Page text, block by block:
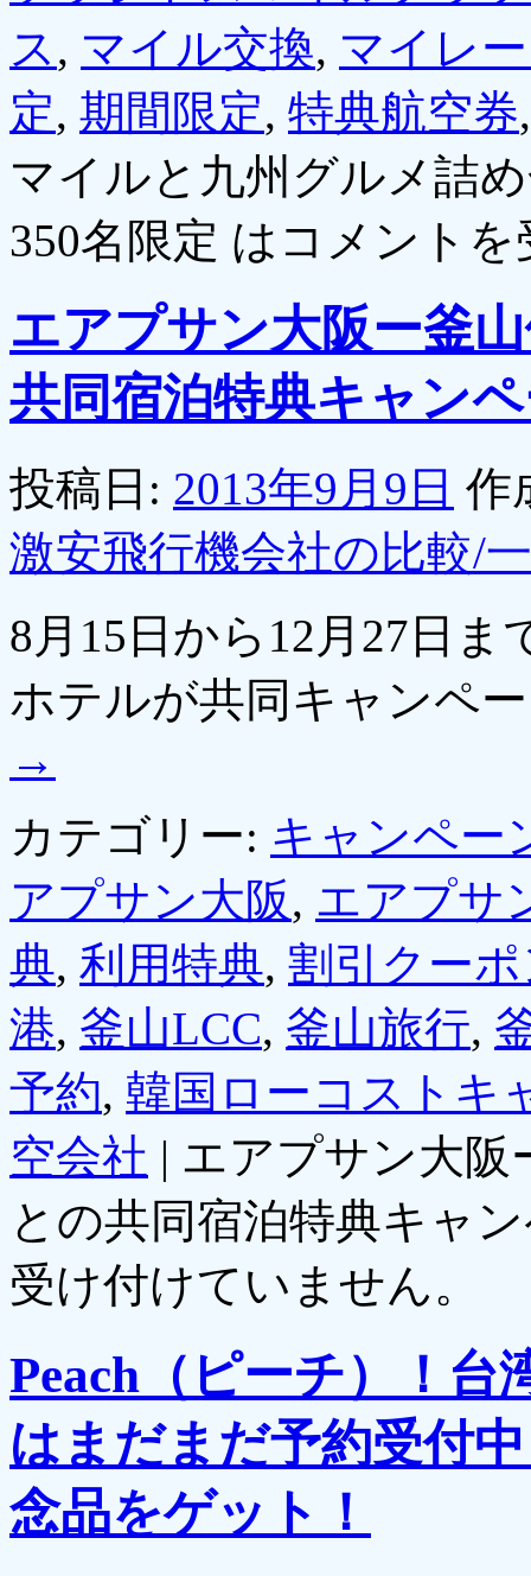
ス , マイル交換, マイレ
定, 期間限定, 特典航空券
マイルと九州グルメ詰
350名限定 は コメント
エアプサン大阪ー釜
共同宿泊特典キャン
投稿日: 2013年9月9日 作
激安飛行機会社の比較/
8月15日から12月27日
ホテルが共同キャンペ
→
カテゴリー: キャンペー
アプサン大阪, エアプサ
典, 利用特典, 割引クー
港, 釜山LCC, 釜山旅行,
予約, 韓国ローコストキ
空会社 | エアプサン大阪
との共同宿泊特典キャ
受け付けていません。
Peach（ピーチ）！台
はまだまだ予約受付
念品をゲット！